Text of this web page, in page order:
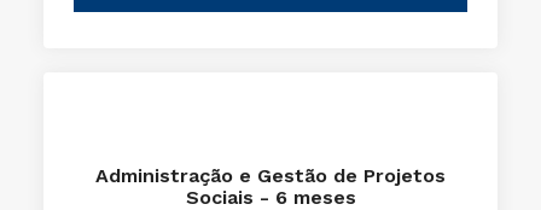
Administração e Gestão de Projetos
Sociais - 6 meses